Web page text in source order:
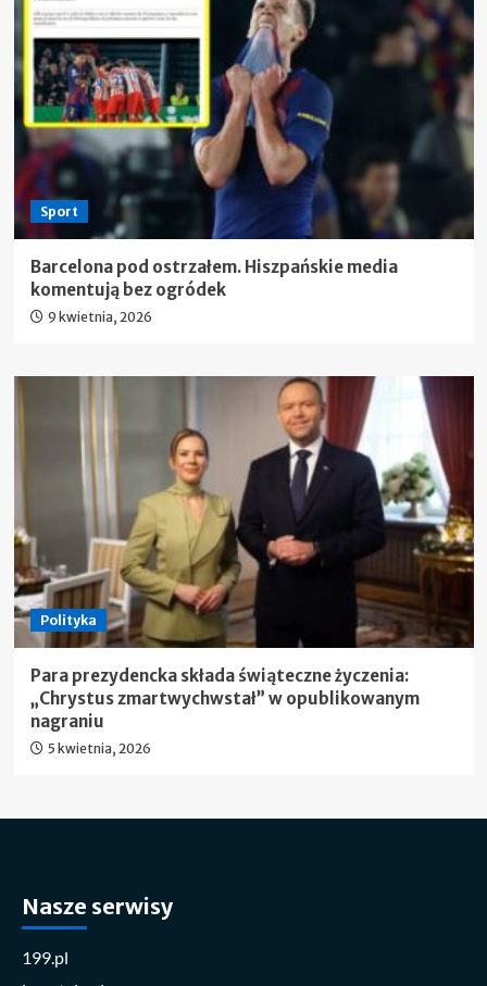
Sport
Barcelona pod ostrzałem. Hiszpańskie media
komentują bez ogródek
9 kwietnia, 2026
Polityka
Para prezydencka składa świąteczne życzenia:
„Chrystus zmartwychwstał” w opublikowanym
nagraniu
5 kwietnia, 2026
Nasze serwisy
199.pl